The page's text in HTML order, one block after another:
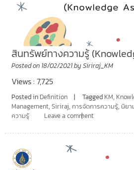
สินทรัพย์ทางความรู้
Posted on 18/02/2021by Siriraj_KM
Views : 7,725
Posted in Definition Tagged KM,
Management, Siriraj, การจัดการความรู้, นิย
ความรู้
Leave a comment